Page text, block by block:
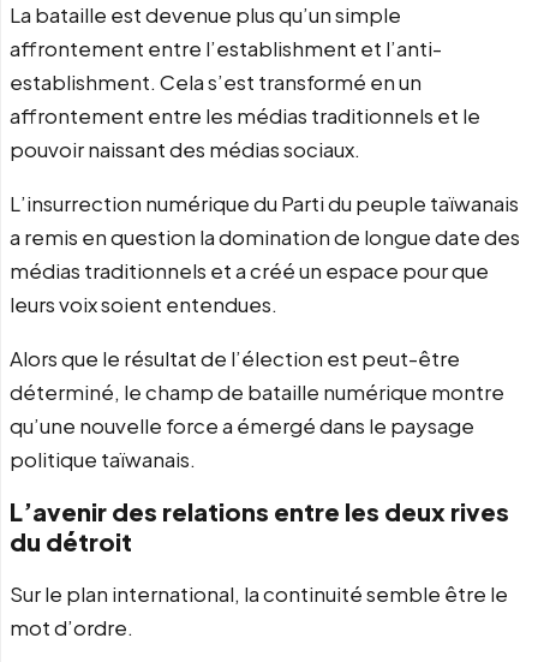
La bataille est devenue plus qu’un simple
affrontement entre l’establishment et l’anti-
establishment. Cela s’est transformé en un
affrontement entre les médias traditionnels et le
pouvoir naissant des médias sociaux.
L’insurrection numérique du Parti du peuple taïwanais
a remis en question la domination de longue date des
médias traditionnels et a créé un espace pour que
leurs voix soient entendues.
Alors que le résultat de l’élection est peut-être
déterminé, le champ de bataille numérique montre
qu’une nouvelle force a émergé dans le paysage
politique taïwanais.
L’avenir des relations entre les deux rives
du détroit
Sur le plan international, la continuité semble être le
mot d’ordre.